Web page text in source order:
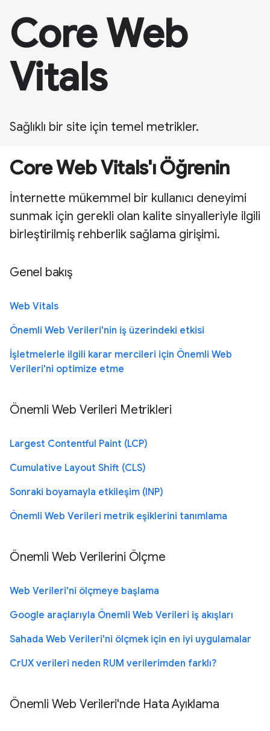
Core Web
Vitals
Sağlıklı bir site için temel metrikler.
Core Web Vitals'ı Öğrenin
İnternette mükemmel bir kullanıcı deneyimi
sunmak için gerekli olan kalite sinyalleriyle ilgili
birleştirilmiş rehberlik sağlama girişimi.
Genel bakış
Web Vitals
Önemli Web Verileri'nin iş üzerindeki etkisi
İşletmelerle ilgili karar mercileri için Önemli Web
Verileri'ni optimize etme
Önemli Web Verileri Metrikleri
Largest Contentful Paint (LCP)
Cumulative Layout Shift (CLS)
Sonraki boyamayla etkileşim (INP)
Önemli Web Verileri metrik eşiklerini tanımlama
Önemli Web Verilerini Ölçme
Web Verileri'ni ölçmeye başlama
Google araçlarıyla Önemli Web Verileri iş akışları
Sahada Web Verileri'ni ölçmek için en iyi uygulamalar
CrUX verileri neden RUM verilerimden farklı?
Önemli Web Verileri'nde Hata Ayıklama